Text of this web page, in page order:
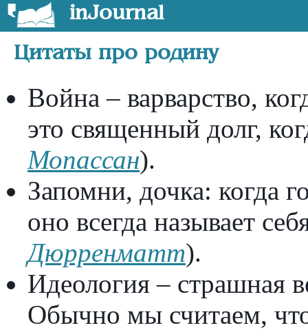
inJournal
Цитаты про родину
Война – варварство,
это священный долг,
Мопассан).
Запомни, дочка: когда
оно всегда называет
Дюрренматт).
Идеология – страшная
Обычно мы считаем, что